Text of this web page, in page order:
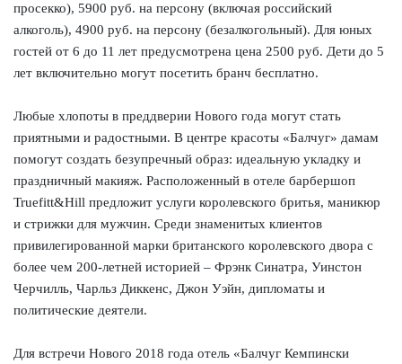
просекко), 5900 руб. на персону (включая российский
алкоголь), 4900 руб. на персону (безалкогольный). Для юных
гостей от 6 до 11 лет предусмотрена цена 2500 руб. Дети до 5
лет включительно могут посетить бранч бесплатно.
Любые хлопоты в преддверии Нового года могут стать
приятными и радостными. В центре красоты «Балчуг» дамам
помогут создать безупречный образ: идеальную укладку и
праздничный макияж. Расположенный в отеле барбершоп
Truefitt&Hill предложит услуги королевского бритья, маникюр
и стрижки для мужчин. Среди знаменитых клиентов
привилегированной марки британского королевского двора c
более чем 200-летней историей – Фрэнк Синатра, Уинстон
Черчилль, Чарльз Диккенс, Джон Уэйн, дипломаты и
политические деятели.
Для встречи Нового 2018 года отель «Балчуг Кемпински